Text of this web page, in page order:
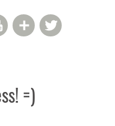
Google+
YouTube
=)